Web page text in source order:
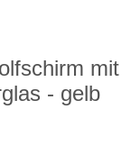
mit
- gelb